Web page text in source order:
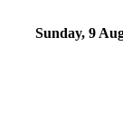
Sunday, 9